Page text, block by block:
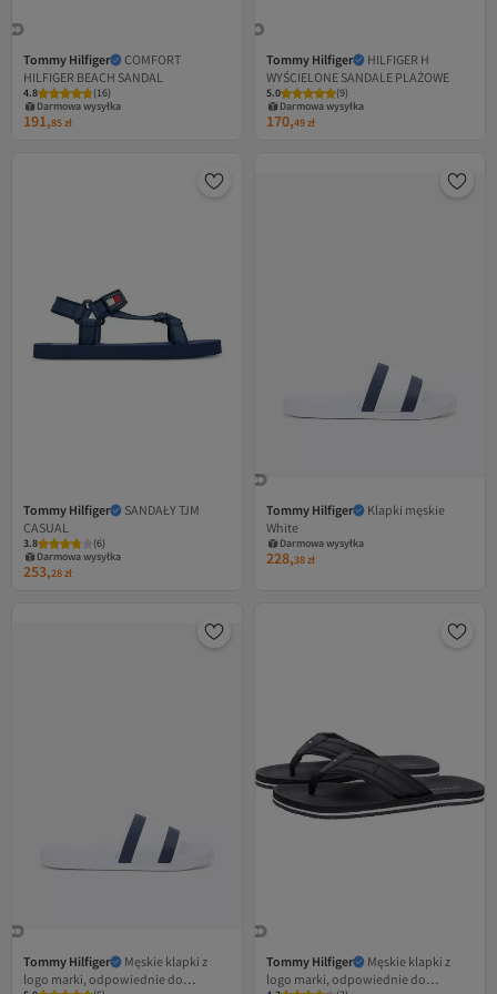
Tommy Hilfiger
COMFORT
HILFIGER BEACH SANDAL
4.8 (16)
Darmowa wysyłka
191,85zł
Tommy Hilfiger
HILFIGER H
WYŚCIELONE SANDALE PLAŻOWE
5.0 (9)
Darmowa wysyłka
170,49zł
Tommy Hilfiger
SANDAŁY TJM
CASUAL
3.8 (6)
Darmowa wysyłka
253,28zł
Tommy Hilfiger
Klapki męskie
White
Darmowa wysyłka
228,38zł
Tommy Hilfiger
Męskie klapki z
logo marki, odpowiednie do
Tommy Hilfiger
Męskie klapki z
logo marki, odpowiednie do